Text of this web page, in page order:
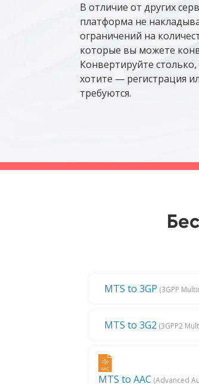
В отличие от других
платформа не
ограничений на
которые вы можете
Конвертируйте столько,
хотите — регистрация
требуются.
MTS to 3GP (3GPP
MTS to 3G2 (3GPP2
MTS to AAC (Advanced